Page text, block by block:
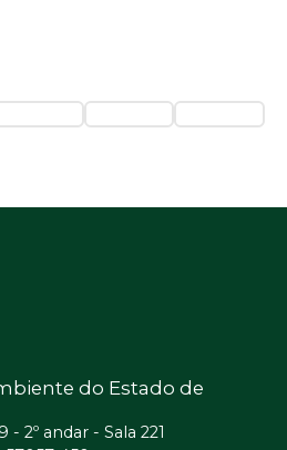
do Estado de
2º andar - Sala 221